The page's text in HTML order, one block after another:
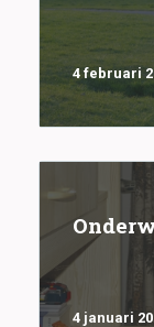
4 februari
4 januari